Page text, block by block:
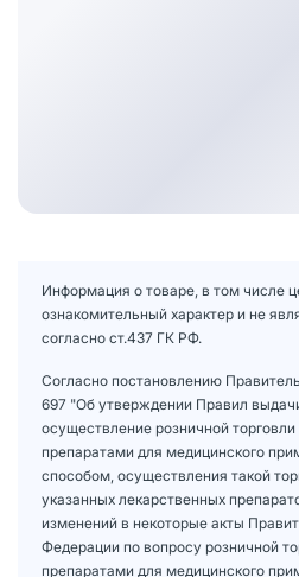
Информация о товаре, в том числе
ознакомительный характер и не
согласно ст.437 ГК РФ.
Согласно постановлению
697 "Об утверждении Правил
осуществление розничной
препаратами для медицинского
способом, осуществления такой
указанных лекарственных
изменений в некоторые акты
Федерации по вопросу розничной
препаратами для медицинского